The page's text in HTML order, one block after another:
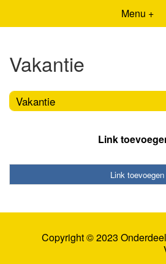
Menu +
Vakantie
Vakantie
Link
Link toevoegen
Copyright © 2023